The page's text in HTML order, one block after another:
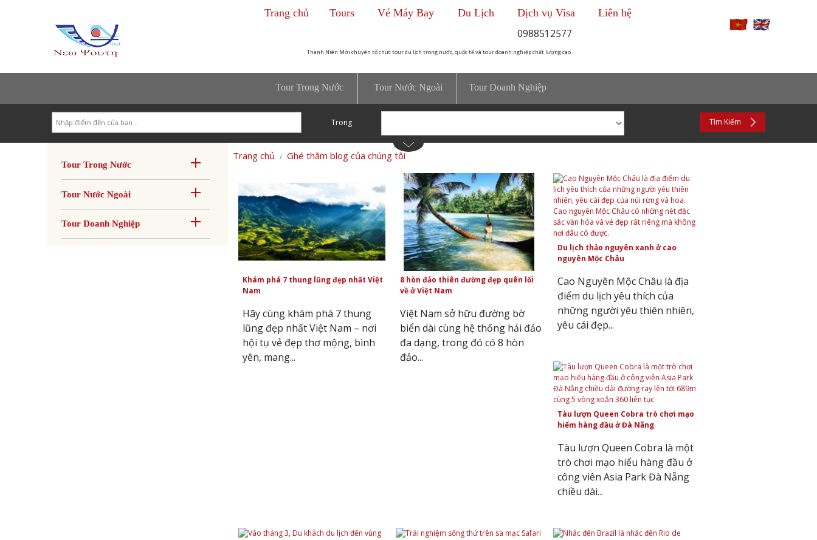
0988512577
Thanh Niên Mới chuyên tổ chức tour du lịch trong nước, quốc tế và tour doanh nghiệp chất lượng cao.
Trang chủ Tours Vé Máy Bay Du Lịch Dịch vụ Visa Liên hệ
Tour Trong Nước Tour Nước Ngoài Tour Doanh Nghiệp
Search
Trong Tìm Kiếm
Tour Trong Nước
Tour Nước Ngoài
Tour Doanh Nghiệp
Trang chủ Ghé thăm blog của chúng tôi
Khám phá 7 thung lũng đẹp nhất Việt
Nam
Hãy cùng khám phá 7 thung
lũng đẹp nhất Việt Nam – nơi
hội tụ vẻ đẹp thơ mộng, bình
yên, mang...
8 hòn đảo thiên đường đẹp quên lối
về ở Việt Nam
Việt Nam sở hữu đường bờ
biển dài cùng hệ thống hải đảo
đa dạng, trong đó có 8 hòn
đảo...
Du lịch thảo nguyên xanh ở cao
nguyên Mộc Châu
Cao Nguyên Mộc Châu là địa
điểm du lịch yêu thích của
những người yêu thiên nhiên,
yêu cái đẹp...
Tàu lượn Queen Cobra trò chơi mạo
hiểm hàng đầu ở Đà Nẵng
Tàu lượn Queen Cobra là một
trò chơi mạo hiểu hàng đầu ở
công viên Asia Park Đà Nẵng
chiều dài...